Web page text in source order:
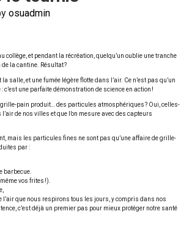
osuadmin
collège, et pendant la récréation, quelqu’un oublie une tranche
la cantine. Résultat ?
salle, et une fumée légère flotte dans l’air. Ce n’est pas qu’un
c’est une parfaite démonstration de science en action !
grille-pain produit… des particules atmosphériques ? Oui, celles-
de nos villes et que l’on mesure avec des capteurs
mais les particules fines ne sont pas qu’une affaire de grille-
par :
barbecue.
vos frites !).
l’air que nous respirons tous les jours, y compris dans nos
c’est déjà un premier pas pour mieux protéger notre santé